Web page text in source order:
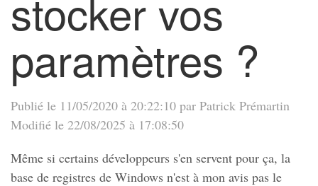
paramètres ?
Publié le 11/05/2020 à 20:22:10 par Patrick Prémartin
Modifié le 22/08/2025 à 17:08:50
Même si certains développeurs s'en servent pour ça, la
base de registres de Windows n'est à mon avis pas le